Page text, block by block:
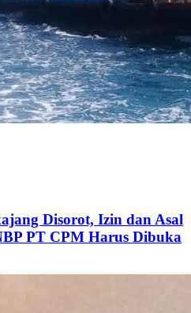
Disorot, Izin dan Asal
PT CPM Harus Dibuka